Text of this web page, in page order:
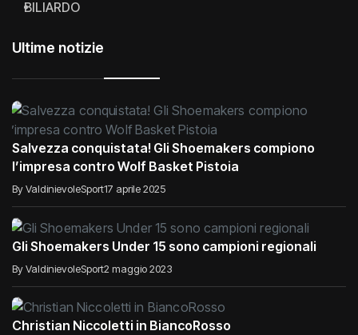
BILIARDO
Ultime notizie
Salvezza conquistata! Gli Shoemakers compiono
l’impresa contro Wolf Basket Pistoia
By ValdinievoleSport17 aprile 2025
Gli Shoemakers Under 15 sono campioni regionali
By ValdinievoleSport2 maggio 2023
Christian Niccoletti in BiancoRosso